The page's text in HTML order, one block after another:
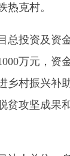
。
设年限： 2024
，进一步落实